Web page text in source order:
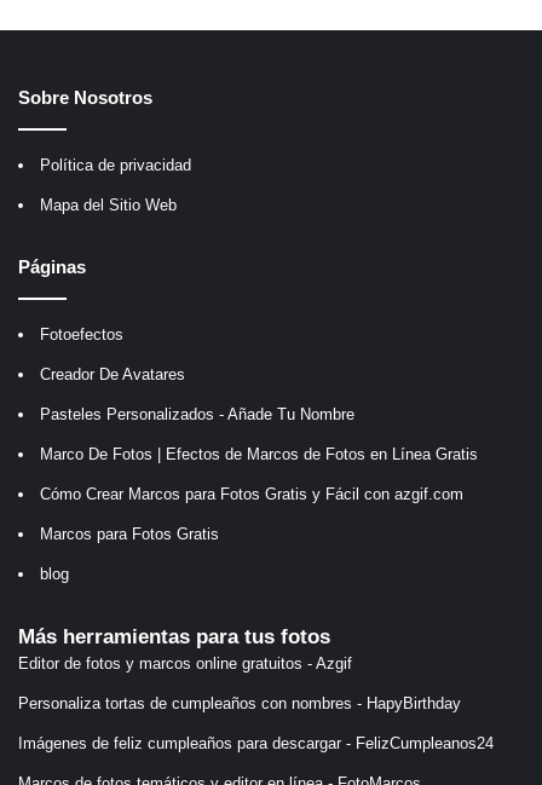
Sobre Nosotros
Política de privacidad
Mapa del Sitio Web
Páginas
Fotoefectos
Creador De Avatares
Pasteles Personalizados - Añade Tu Nombre
Marco De Fotos | Efectos de Marcos de Fotos en Línea Gratis
Cómo Crear Marcos para Fotos Gratis y Fácil con azgif.com
Marcos para Fotos Gratis
blog
Más herramientas para tus fotos
Editor de fotos y marcos online gratuitos - Azgif
Personaliza tortas de cumpleaños con nombres - HapyBirthday
Imágenes de feliz cumpleaños para descargar - FelizCumpleanos24